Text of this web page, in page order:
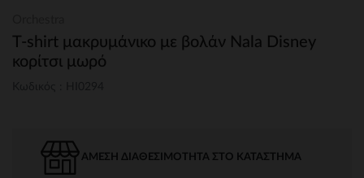
T-shirt μακρυμάνικο με βολάν Nala Disney
κορίτσι μωρό
ΆΜΕΣΗ ΔΙΑΘΕΣΙΜΌΤΗΤΑ ΣΤΟ ΚΑΤΆΣΤΗΜΑ